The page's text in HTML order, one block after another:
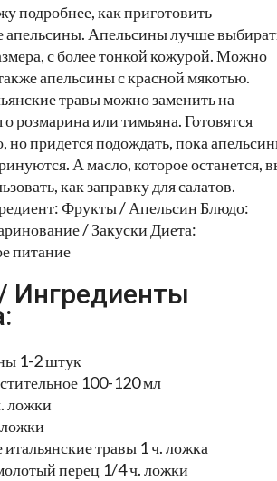
подробнее, как приготовить
Апельсины лучше
с более тонкой кожурой. Можно
апельсины с красной мякотью.
травы можно заменить на
розмарина или тимьяна. Готовятся
но придется подождать, пока
А масло, которое останется,
как заправку для салатов.
Фрукты / Апельсин Блюдо:
/ Закуски Диета:
питание
Ингредиенты
1-2 штук
100-120 мл
ложки
травы 1 ч. ложка
перец 1/4 ч. ложки